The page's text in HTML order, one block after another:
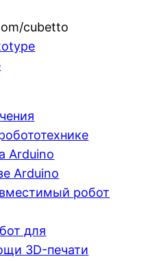
cubetto
Arduino
Arduino
робот
для
3D-печати